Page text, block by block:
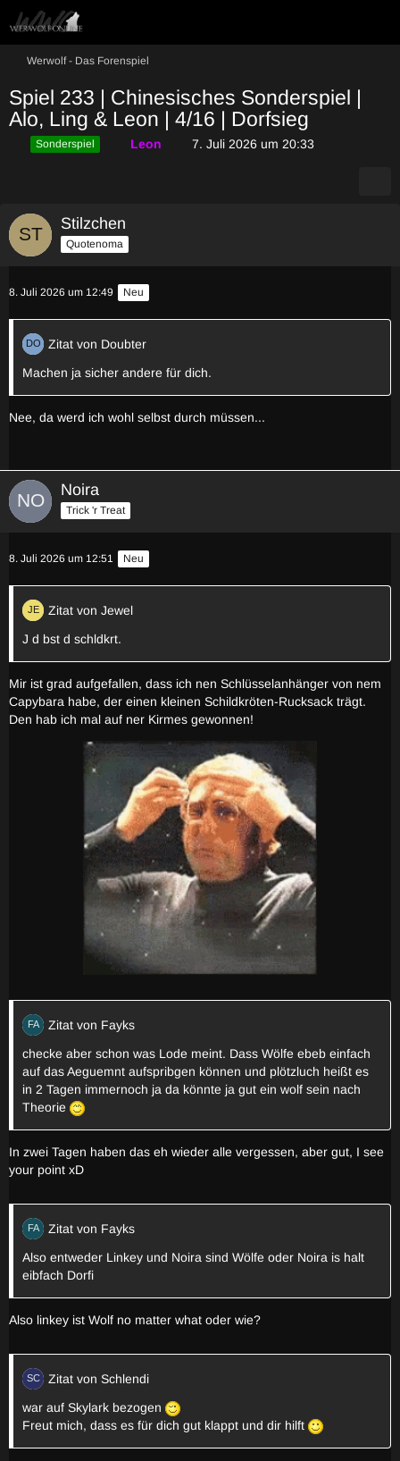
Werwolf - Das Forenspiel
Spiel 233 | Chinesisches Sonderspiel |
Alo, Ling & Leon | 4/16 | Dorfsieg
Sonderspiel Leon 7. Juli 2026 um 20:33
Stilzchen
Quotenoma
8. Juli 2026 um 12:49 Neu
Zitat von Doubter
Machen ja sicher andere für dich.
Nee, da werd ich wohl selbst durch müssen...
Noira
Trick 'r Treat
8. Juli 2026 um 12:51 Neu
Zitat von Jewel
J d bst d schldkrt.
Mir ist grad aufgefallen, dass ich nen Schlüsselanhänger von nem
Capybara habe, der einen kleinen Schildkröten-Rucksack trägt.
Den hab ich mal auf ner Kirmes gewonnen!
Zitat von Fayks
checke aber schon was Lode meint. Dass Wölfe ebeb einfach
auf das Aeguemnt aufspribgen können und plötzluch heißt es
in 2 Tagen immernoch ja da könnte ja gut ein wolf sein nach
Theorie
In zwei Tagen haben das eh wieder alle vergessen, aber gut, I see
your point xD
Zitat von Fayks
Also entweder Linkey und Noira sind Wölfe oder Noira is halt
eibfach Dorfi
Also linkey ist Wolf no matter what oder wie?
Zitat von Schlendi
war auf Skylark bezogen
Freut mich, dass es für dich gut klappt und dir hilft